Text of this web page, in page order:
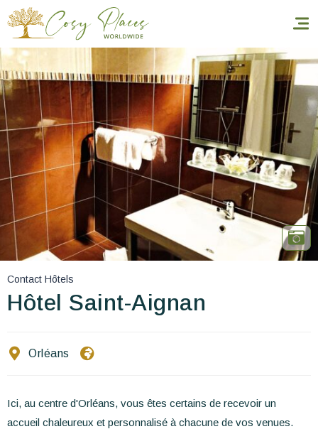
Accueil
Réserver un séjour
Nos adresses dans le monde
World’s Best Hotels
Vous faire voyager
Les séjours à thème
Contact Hôtels
Hôtel Saint-Aignan
Orléans
Ici, au centre d'Orléans, vous êtes certains de recevoir un
accueil chaleureux et personnalisé à chacune de vos venues.